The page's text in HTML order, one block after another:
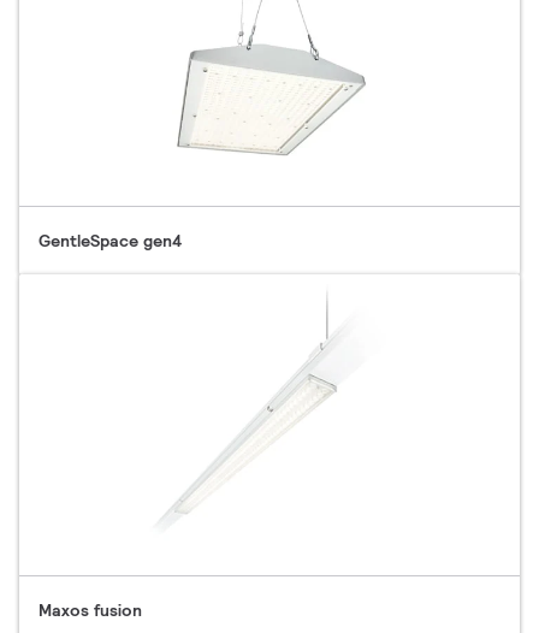
GentleSpace gen4
Maxos fusion